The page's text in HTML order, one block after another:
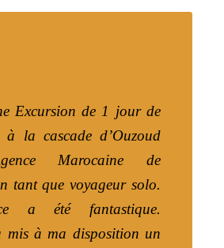
Excursion de 1 jour de
à la cascade d’Ouzoud
Marocaine de
tant que voyageur solo.
a été fantastique.
mis à ma disposition un